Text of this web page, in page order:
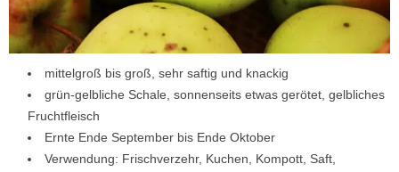
mittelgroß bis groß, sehr saftig und knackig
grün-gelbliche Schale, sonnenseits etwas gerötet, gelbliches
Fruchtfleisch
Ernte Ende September bis Ende Oktober
Verwendung: Frischverzehr, Kuchen, Kompott, Saft,